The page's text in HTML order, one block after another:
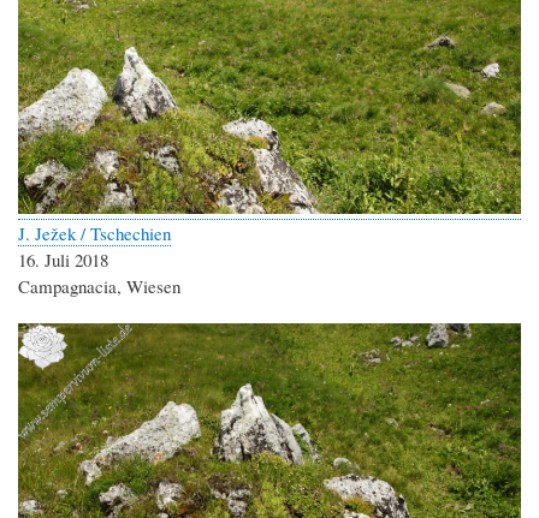
J. Ježek / Tschechien
16. Juli 2018
Campagnacia, Wiesen